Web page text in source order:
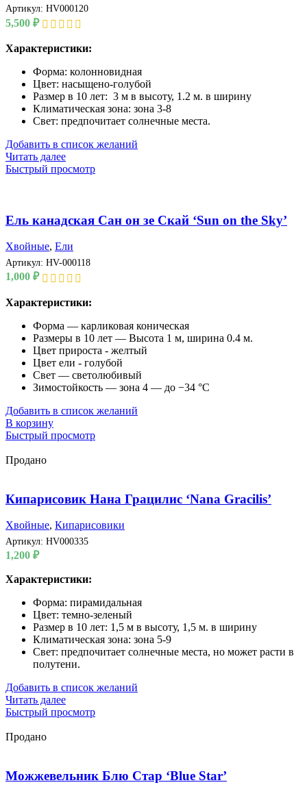
Артикул: HV000120
5,500 ₽
Характеристики:
Форма: колонновидная
Цвет: насыщено-голубой
Размер в 10 лет: 3 м в высоту, 1.2 м. в ширину
Климатическая зона: зона 3-8
Свет: предпочитает солнечные места.
Добавить в список желаний
Читать далее
Быстрый просмотр
Ель канадская Сан он зе Скай ‘Sun on the Sky’
Хвойные, Ели
Артикул: HV-000118
1,000 ₽
Характеристики:
Форма — карликовая коническая
Размеры в 10 лет — Высота 1 м, ширина 0.4 м.
Цвет прироста - желтый
Цвет ели - голубой
Свет — светолюбивый
Зимостойкость — зона 4 — до −34 °C
Добавить в список желаний
В корзину
Быстрый просмотр
Продано
Кипарисовик Нана Грацилис ‘Nana Gracilis’
Хвойные, Кипарисовики
Артикул: HV000335
1,200 ₽
Характеристики:
Форма: пирамидальная
Цвет: темно-зеленый
Размер в 10 лет: 1,5 м в высоту, 1,5 м. в ширину
Климатическая зона: зона 5-9
Свет: предпочитает солнечные места, но может расти в
полутени.
Добавить в список желаний
Читать далее
Быстрый просмотр
Продано
Можжевельник Блю Стар ‘Blue Star’